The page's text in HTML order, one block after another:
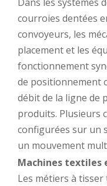
courroies dentées
convoyeurs, les
placement et les
fonctionnement
de positionnement
débit de la ligne de
produits. Plusieurs
configurées sur un
un mouvement
Machines textiles
Les métiers à